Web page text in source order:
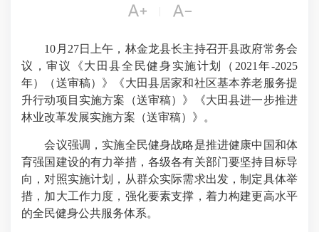
 
10月27日上午，林金龙县长主持召开县政府常务会
议，审议《大田县全民健身实施计划（2021年-2025
年）（送审稿）》《大田县居家和社区基本养老服务提
升行动项目实施方案（送审稿）》《大田县进一步推进
林业改革发展实施方案（送审稿）》。
会议强调，实施全民健身战略是推进健康中国和体
育强国建设的有力举措，各级各有关部门要坚持目标导
向，对照实施计划，从群众实际需求出发，制定具体举
措，加大工作力度，强化要素支撑，着力构建更高水平
的全民健身公共服务体系。